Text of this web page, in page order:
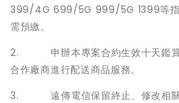
399/4G 699/5G 999/5G 1399等指
需預繳。
2. 申辦本專案合約生效十天鑑賞
合作廠商進行配送商品服務。
3. 遠傳電信保留終止、修改相關